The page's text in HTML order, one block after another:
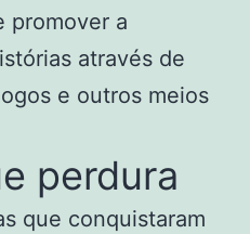
promover a
através de
e outros meios
perdura
que conquistaram